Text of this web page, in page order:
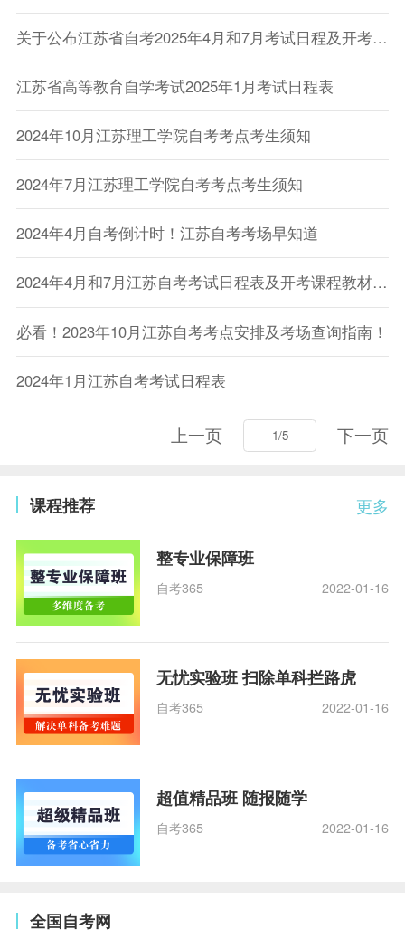
关于公布江苏省自考2025年4月和7月考试日程及开考课程教材计划的通知
江苏省高等教育自学考试2025年1月考试日程表
2024年10月江苏理工学院自考考点考生须知
2024年7月江苏理工学院自考考点考生须知
2024年4月自考倒计时！江苏自考考场早知道
2024年4月和7月江苏自考考试日程表及开考课程教材计划
必看！2023年10月江苏自考考点安排及考场查询指南！
2024年1月江苏自考考试日程表
上一页 下一页
更多
课程推荐
整专业保障班
自考365 2022-01-16
无忧实验班 扫除单科拦路虎
自考365 2022-01-16
超值精品班 随报随学
自考365 2022-01-16
全国自考网